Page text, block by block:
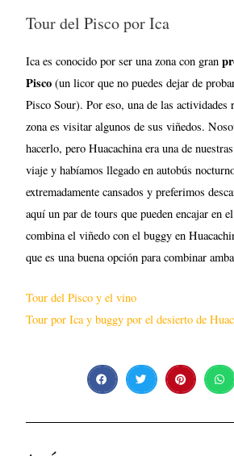
Tour del Pisco por Ica
Ica es conocido por ser una zona con gran
Pisco (un licor que no puedes dejar de
Pisco Sour). Por eso, una de las actividades
zona es visitar algunos de sus viñedos.
hacerlo, pero Huacachina era una de
viaje y habíamos llegado en autobús
extremadamente cansados y preferimos
aquí un par de tours que pueden encajar en
combina el viñedo con el buggy en
que es una buena opción para combinar
Tour del Pisco y el vino
Tour por Ica y buggy por el desierto de